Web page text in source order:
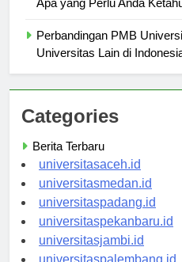
Perbandingan PMB
Categories
Berita Terbaru
universitasaceh.id
universitasmedan.id
universitaspadang.id
universitaspekanbaru.id
universitasjambi.id